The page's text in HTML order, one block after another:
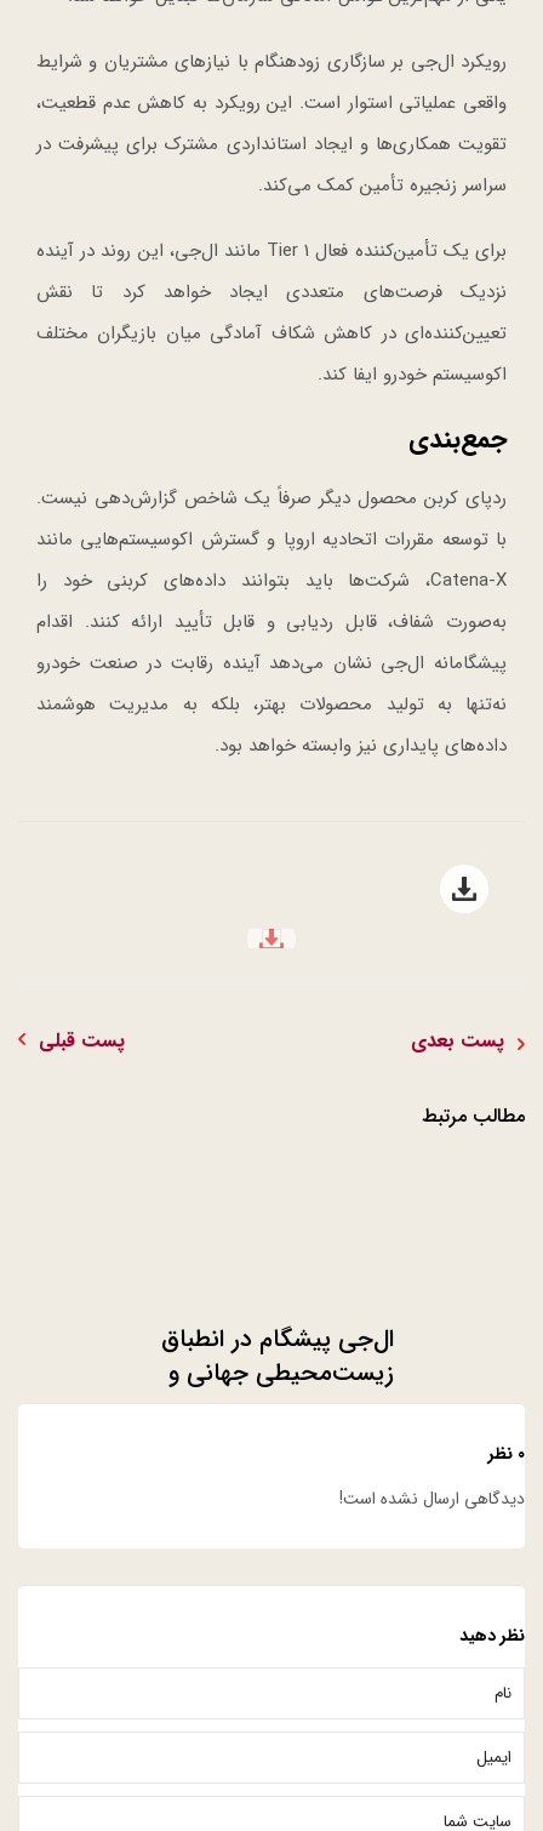
رویکرد ال‌جی بر سازگاری زودهنگام با نیازهای مشتریان و شرایط
واقعی عملیاتی استوار است. این رویکرد به کاهش عدم قطعیت،
تقویت همکاری‌ها و ایجاد استانداردی مشترک برای پیشرفت در
سراسر زنجیره تأمین کمک می‌کند.
برای یک تأمین‌کننده فعال Tier 1 مانند ال‌جی، این روند در آینده
نزدیک فرصت‌های متعددی ایجاد خواهد کرد تا نقش
تعیین‌کننده‌ای در کاهش شکاف آمادگی میان بازیگران مختلف
اکوسیستم خودرو ایفا کند.
جمع‌بندی
ردپای کربن محصول دیگر صرفاً یک شاخص گزارش‌دهی نیست.
با توسعه مقررات اتحادیه اروپا و گسترش اکوسیستم‌هایی مانند
Catena-X، شرکت‌ها باید بتوانند داده‌های کربنی خود را
به‌صورت شفاف، قابل ردیابی و قابل تأیید ارائه کنند. اقدام
پیشگامانه ال‌جی نشان می‌دهد آینده رقابت در صنعت خودرو
نه‌تنها به تولید محصولات بهتر، بلکه به مدیریت هوشمند
داده‌های پایداری نیز وابسته خواهد بود.
Open file download list
پست قبلی پست بعدی
مطالب مرتبط
ال‌جی پیشگام در انطباق
زیست‌محیطی جهانی و
پایداری زنجیره تأمین
۰ نظر
دیدگاهی ارسال نشده است!
نظر دهید